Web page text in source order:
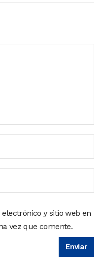
y sitio web en
vez que comente.